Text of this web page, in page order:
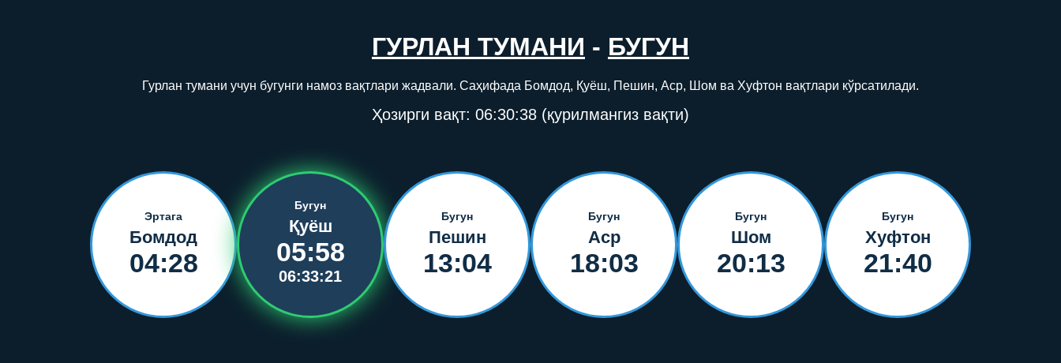
ГУРЛАН ТУМАНИ - БУГУН
Гурлан тумани учун бугунги намоз вақтлари жадвали. Саҳифада Бомдод, Қуёш, Пешин, Аср, Шом ва Хуфтон вақтлари кўрсатилади.
Ҳозирги вақт: 06:30:38 (қурилмангиз вақти)
Эртага
Бомдод
04:28
Бугун
Қуёш
05:58
06:33:21
Бугун
Пешин
13:04
Бугун
Аср
18:03
Бугун
Шом
20:13
Бугун
Хуфтон
21:40